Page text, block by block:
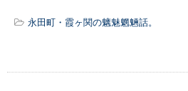
永田町・霞ヶ関の魑魅魍魎話。